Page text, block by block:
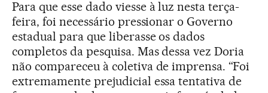
Para que esse dado viesse à luz nesta terça-
feira, foi necessário pressionar o Governo
estadual para que liberasse os dados
completos da pesquisa. Mas dessa vez Doria
não compareceu à coletiva de imprensa. “Foi
extremamente prejudicial essa tentativa de